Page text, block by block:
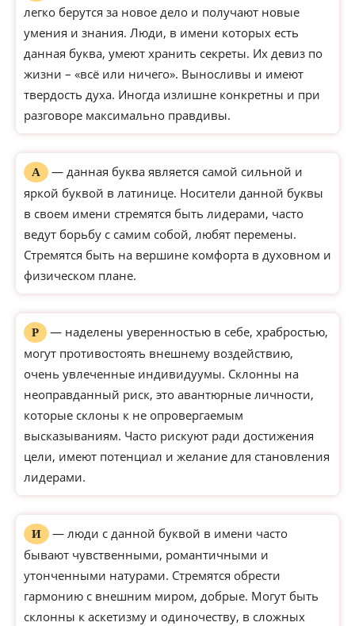
легко берутся за новое дело и получают новые
умения и знания. Люди, в имени которых есть
данная буква, умеют хранить секреты. Их девиз по
жизни – «всё или ничего». Выносливы и имеют
твердость духа. Иногда излишне конкретны и при
разговоре максимально правдивы.
А
— данная буква является самой сильной и
яркой буквой в латинице. Носители данной буквы
в своем имени стремятся быть лидерами, часто
ведут борьбу с самим собой, любят перемены.
Стремятся быть на вершине комфорта в духовном и
физическом плане.
Р
— наделены уверенностью в себе, храбростью,
могут противостоять внешнему воздействию,
очень увлеченные индивидуумы. Склонны на
неоправданный риск, это авантюрные личности,
которые склоны к не опровергаемым
высказываниям. Часто рискуют ради достижения
цели, имеют потенциал и желание для становления
лидерами.
И
— люди с данной буквой в имени часто
бывают чувственными, романтичными и
утонченными натурами. Стремятся обрести
гармонию с внешним миром, добрые. Могут быть
склонны к аскетизму и одиночеству, в сложных